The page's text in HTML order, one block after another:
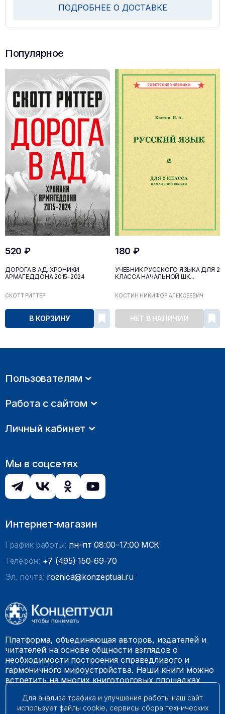
ПОДРОБНЕЕ О ДОСТАВКЕ
Популярное
520 ₽
ДОРОГА В АД. ХРОНИКИ
АРМАГЕДДОНА 2015–2024
СКОТТ РИТТЕР
В КОРЗИНУ
180 ₽
УЧЕБНИК РУССКОГО ЯЗЫКА ДЛЯ 2
КЛАССА НАЧАЛЬНОЙ ШК...
КОСТИН НИКИФОР АЛЕКСЕЕВИЧ
НЕТ В НАЛИЧИИ
Пользователям
Работа с сайтом
Личный кабинет
Мы в соцсетях
Интернет-магазин
График работы: пн–пт 08:00–17:00 МСК
Телефон: +7 (495) 150-69-70
Эл. почта: roznica@konzeptual.ru
Платформа, объединяющая авторов, издателей и
читателей на основе общности взглядов о
необходимости построения справедливого и
гармоничного мироустройства. Наши книги можно
встретить на многих книготорговых площадках
© 2009 – 2026. Все права защищены.
Для анализа трафика и улучшения работы наш сайт
использует файлы cookie, сервисы сбора технических